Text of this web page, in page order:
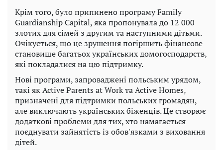
Крім того, було припинено програму Family
Guardianship Capital, яка пропонувала до 12 000
злотих для сімей з другим та наступними дітьми.
Очікується, що це зрушення погіршить фінансове
становище багатьох українських домогосподарств,
які покладалися на цю підтримку.
Нові програми, запроваджені польським урядом,
такі як Active Parents at Work та Active Homes,
призначені для підтримки польських громадян,
але виключають українських біженців. Це створює
додаткові проблеми для тих, хто намагається
поєднувати зайнятість із обов'язками з виховання
дітей.